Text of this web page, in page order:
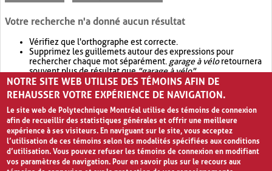
Votre recherche n'a donné aucun résultat
Vérifiez que l'orthographe est correcte.
Supprimez les guillemets autour des expressions pour
rechercher chaque mot séparément. garage à véloretournera
souvent plus de résultat que"garage à vélo".
Envisagez d'élargir votre recherche avec OR.garage OR vélo
retournera souvent plus de résultat quegarage à vélo
NOTRE SITE WEB UTILISE DES TÉMOINS AFIN DE
REHAUSSER VOTRE EXPÉRIENCE DE NAVIGATION.
Le site web de Polytechnique Montréal utilise des témoins de connexion
afin de recueillir des statistiques générales et offrir une meilleure
expérience à ses visiteurs. En naviguant sur le site, vous acceptez
l’utilisation de ces témoins selon les modalités spécifiées aux conditions
d’utilisation. Vous pouvez refuser les témoins de connexion en modifiant
vos paramètres de navigation. Pour en savoir plus sur le recours aux